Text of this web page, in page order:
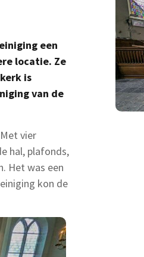
een
locatie. Ze
is
van de
vier
hal, plafonds,
Het was een
kon de